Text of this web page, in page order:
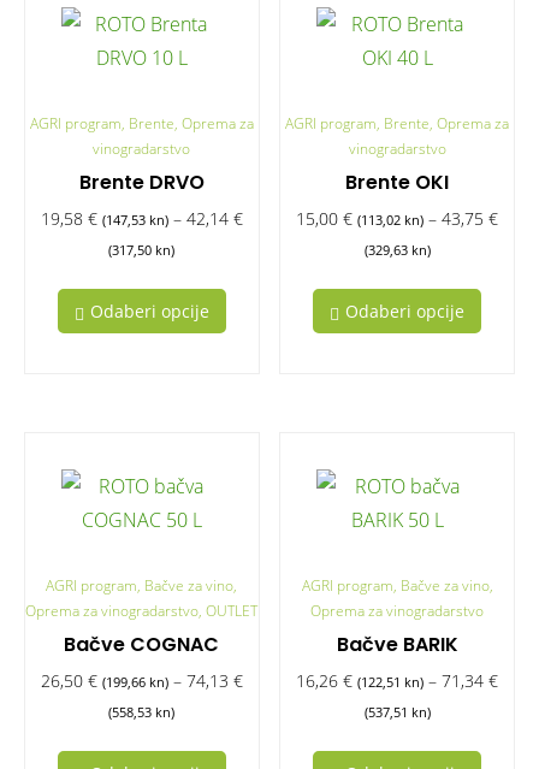
AGRI program, Brente, Oprema za
vinogradarstvo
Brente DRVO
19,58 € (147,53 kn) – 42,14 €
(317,50 kn)
Odaberi opcije
AGRI program, Brente, Oprema za
vinogradarstvo
Brente OKI
15,00€ (113,02 kn) – 43,75€
(329,63 kn)
Odaberi opcije
AGRI program, Bačve za vino,
Oprema za vinogradarstvo, OUTLET
Bačve COGNAC
26,50 € (199,66 kn) – 74,13 €
(558,53 kn)
AGRI program, Bačve za vino,
Oprema za vinogradarstvo
Bačve BARIK
16,26€ (122,51 kn) – 71,34€
(537,51 kn)